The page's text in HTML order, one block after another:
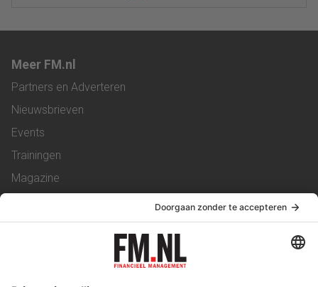
Meer FM.nl
Partners en Adverteren
Nieuwsbrieven
Events
Trainingen
Magazine
Service & Contact